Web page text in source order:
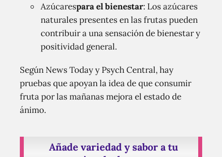
Azúcarespara el bienestar: Los azúcares
naturales presentes en las frutas pueden
contribuir a una sensación de bienestar y
positividad general.
Según News Today y Psych Central, hay
pruebas que apoyan la idea de que consumir
fruta por las mañanas mejora el estado de
ánimo.
Añade variedad y sabor a tu